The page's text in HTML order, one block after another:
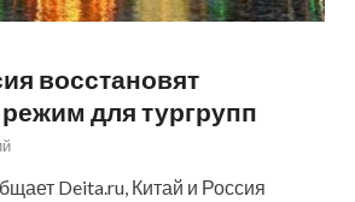
восстановят
для тургрупп
Deita.ru, Китай и Россия